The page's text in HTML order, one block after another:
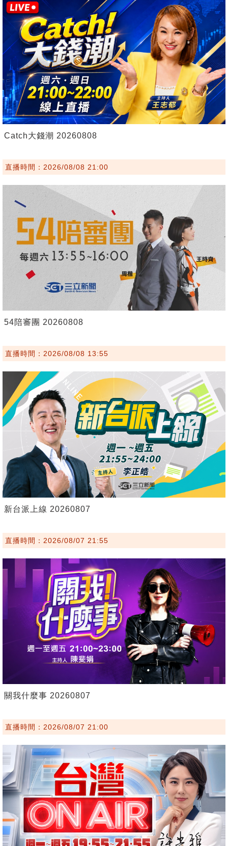
Catch大錢潮 20260808
直播時間：2026/08/08 21:00
54陪審團 20260808
直播時間：2026/08/08 13:55
新台派上線 20260807
直播時間：2026/08/07 21:55
關我什麼事 20260807
直播時間：2026/08/07 21:00